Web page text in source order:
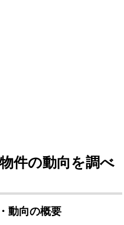
件の動向を調べ
動向の概要